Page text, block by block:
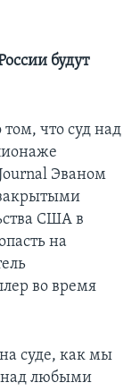
будут
что суд над
Эваном
США в
на
во время
суде, как мы
над любыми